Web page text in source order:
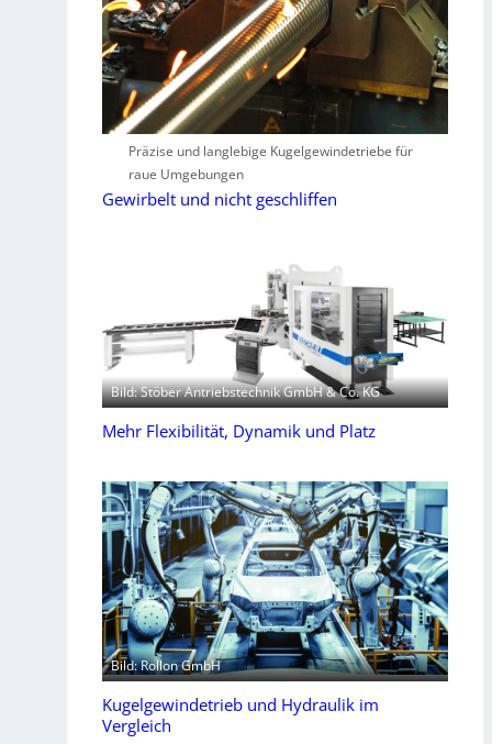
Präzise und langlebige Kugelgewindetriebe für
raue Umgebungen
Gewirbelt und nicht geschliffen
Bild: Stöber Antriebstechnik GmbH & Co. KG
Mehr Flexibilität, Dynamik und Platz
Bild: Rollon GmbH
Kugelgewindetrieb und Hydraulik im
Vergleich